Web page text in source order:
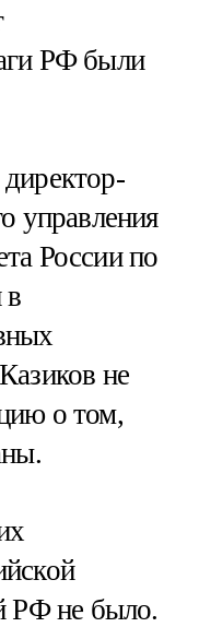
РФ были
директор-
управления
России по
в
не
о том,
РФ не было.